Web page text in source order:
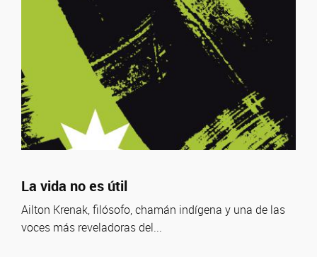
La vida no es útil
Ailton Krenak, filósofo, chamán indígena y una de las
voces más reveladoras del...